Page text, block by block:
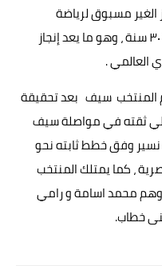
الغير مسبوق لرياضة
التايكوندو والذي لم يتم تحقيقه منذ ٣٠ سنة ، وهو ما يعد إنجاز
العالمي .
المنتخب سيف بعد تحقيقة
علي ثقته في مواصلة سيف
نسير وفق خطط ثابته نحو
، كما يمتلك المنتخب
وهم محمد اسامة و رامي
خطاب.